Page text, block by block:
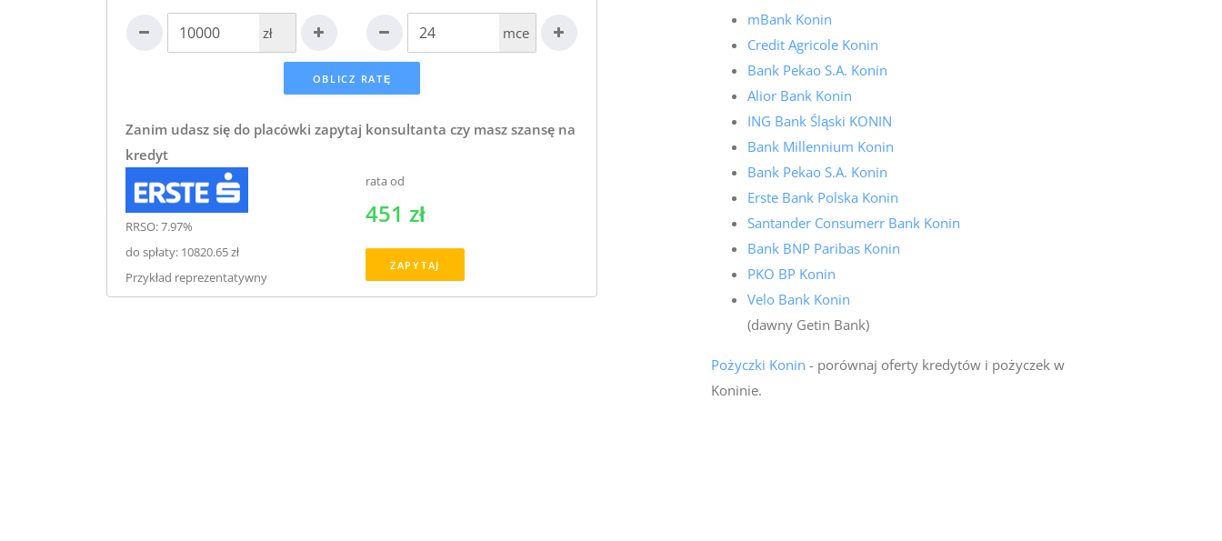
zł mce
Zanim udasz się do placówki zapytaj konsultanta czy masz szansę na
kredyt
RRSO: 7.97%
do spłaty: 10820.65 zł
Przykład reprezentatywny
rata od
451 zł
ZAPYTAJ
mBank Konin
Credit Agricole Konin
Bank Pekao S.A. Konin
Alior Bank Konin
ING Bank Śląski KONIN
Bank Millennium Konin
Bank Pekao S.A. Konin
Erste Bank Polska Konin
Santander Consumerr Bank Konin
Bank BNP Paribas Konin
PKO BP Konin
Velo Bank Konin
(dawny Getin Bank)
Pożyczki Konin - porównaj oferty kredytów i pożyczek w
Koninie.